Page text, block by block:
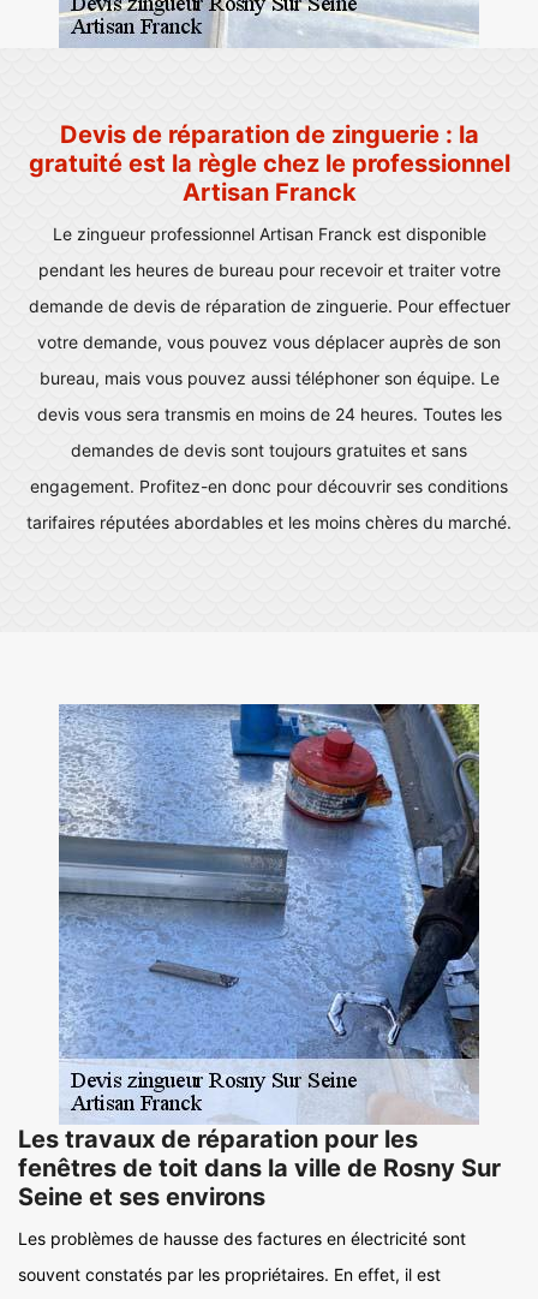
Devis de réparation de zinguerie : la
gratuité est la règle chez le professionnel
Artisan Franck
Le zingueur professionnel Artisan Franck est disponible
pendant les heures de bureau pour recevoir et traiter votre
demande de devis de réparation de zinguerie. Pour effectuer
votre demande, vous pouvez vous déplacer auprès de son
bureau, mais vous pouvez aussi téléphoner son équipe. Le
devis vous sera transmis en moins de 24 heures. Toutes les
demandes de devis sont toujours gratuites et sans
engagement. Profitez-en donc pour découvrir ses conditions
tarifaires réputées abordables et les moins chères du marché.
Les travaux de réparation pour les
fenêtres de toit dans la ville de Rosny Sur
Seine et ses environs
Les problèmes de hausse des factures en électricité sont
souvent constatés par les propriétaires. En effet, il est